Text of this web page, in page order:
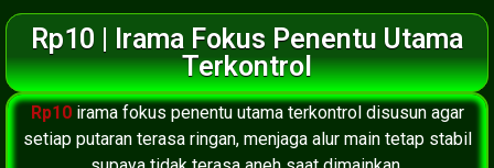
Rp10 | Irama Fokus Penentu Utama
Terkontrol
Rp10 irama fokus penentu utama terkontrol disusun agar
setiap putaran terasa ringan, menjaga alur main tetap stabil